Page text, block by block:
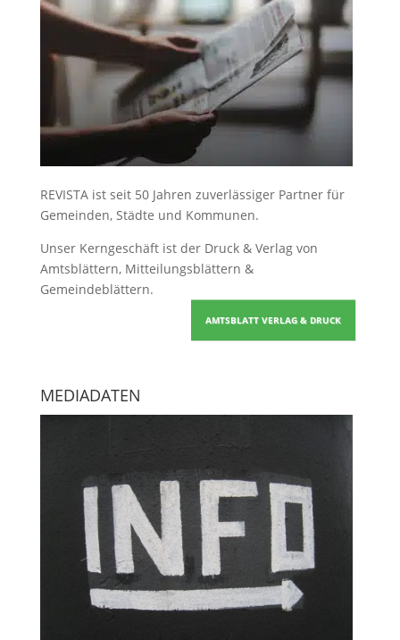
REVISTA ist seit 50 Jahren zuverlässiger Partner für
Gemeinden, Städte und Kommunen.
Unser Kerngeschäft ist der Druck & Verlag von
Amtsblättern, Mitteilungsblättern &
Gemeindeblättern.
AMTSBLATT VERLAG & DRUCK
MEDIADATEN